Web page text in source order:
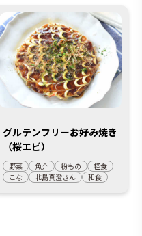
グルテンフリーお好み焼き
（桜エビ）
野菜 魚介 粉もの
軽食
こな
北島真澄さん 和食